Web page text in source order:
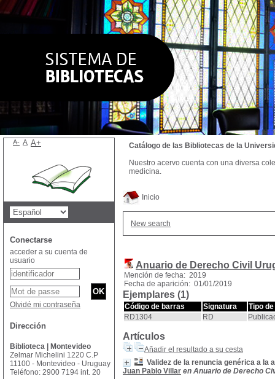
Inicio
New search
Anuario de Derecho Civil
Mención de fecha: 2019
Fecha de aparición: 01/01/2019
Ejemplares (1)
Código de barras Signatura
Tipo
RD1304
RD
Artículos
Añadir el resultado a su cesta
Validez de la renuncia genérica a
Juan Pablo Villar en Anuario de Derecho
Catálogo de las Bibliotecas de la
Nuestro acervo cuenta con una diversa
medicina.
A- A A+
Conectarse
acceder a su cuenta de
usuario
Olvidé mi contraseña
Dirección
Biblioteca | Montevideo
Zelmar Michelini 1220 C.P
11100 - Montevideo - Uruguay
Teléfono: 2900 7194 int. 20